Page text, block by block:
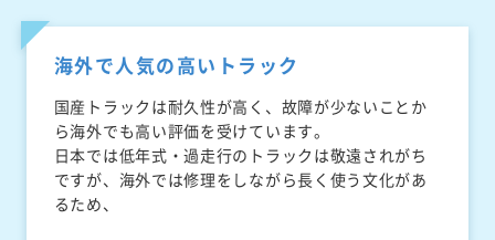
海外で人気の高いトラック
国産トラックは耐久性が高く、故障が少ないことか
ら海外でも高い評価を受けています。
日本では低年式・過走行のトラックは敬遠されがち
ですが、海外では修理をしながら長く使う文化があ
るため、